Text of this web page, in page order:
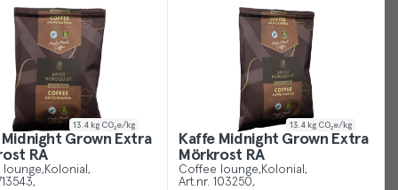
13.4 kg CO₂e/kg
Midnight Grown Extra
Mörkrost RA
lounge Kolonial
13.4 kg CO₂e/kg
Kaffe Midnight Grown Extra
Mörkrost RA
Coffee lounge Kolonial
Art.nr. 103250
Just
like
other
sites,
we
use
cookies.
Our